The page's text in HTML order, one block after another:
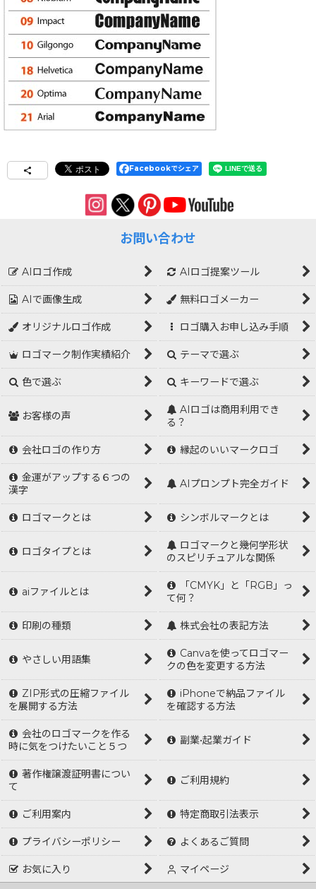
Facebookでシェア
お問い合わせ
AIロゴ作成 AIロゴ提案ツール
AIで画像生成 無料ロゴメーカー
オリジナルロゴ作成 ロゴ購入お申し込み手順
ロゴマーク制作実績紹介 テーマで選ぶ
色で選ぶ キーワードで選ぶ
お客様の声
AIロゴは商用利用でき
る？
会社ロゴの作り方 縁起のいいマークロゴ
金運がアップする６つの
漢字
AIプロンプト完全ガイド
ロゴマークとは シンボルマークとは
ロゴタイプとは
ロゴマークと幾何学形状
のスピリチュアルな関係
aiファイルとは
「CMYK」と「RGB」っ
て何？
印刷の種類 株式会社の表記方法
やさしい用語集
Canvaを使ってロゴマー
クの色を変更する方法
ZIP形式の圧縮ファイル
を展開する方法
iPhoneで納品ファイル
を確認する方法
会社のロゴマークを作る
時に気をつけたいこと５つ
副業•起業ガイド
著作権譲渡証明書につい
て
ご利用規約
ご利用案内 特定商取引法表示
プライバシーポリシー よくあるご質問
お気に入り マイページ